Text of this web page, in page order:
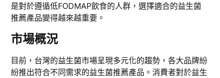
是對於遵循低FODMAP飲食的人群，選擇適合的益生菌
推薦產品變得越來越重要。
市場概況
目前，台灣的益生菌市場呈現多元化的趨勢，各大品牌紛
紛推出符合不同需求的益生菌推薦產品。消費者對於益生